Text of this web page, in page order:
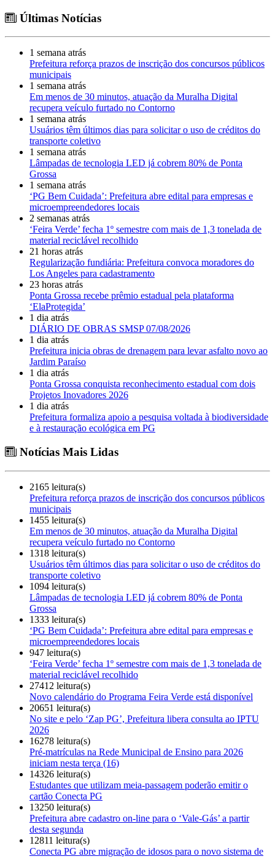
Últimas Notícias
1 semana atrás
Prefeitura reforça prazos de inscrição dos concursos públicos
municipais
1 semana atrás
Em menos de 30 minutos, atuação da Muralha Digital
recupera veículo furtado no Contorno
1 semana atrás
Usuários têm últimos dias para solicitar o uso de créditos do
transporte coletivo
1 semana atrás
Lâmpadas de tecnologia LED já cobrem 80% de Ponta
Grossa
1 semana atrás
‘PG Bem Cuidada’: Prefeitura abre edital para empresas e
microempreendedores locais
2 semanas atrás
‘Feira Verde’ fecha 1º semestre com mais de 1,3 tonelada de
material reciclável recolhido
21 horas atrás
Regularização fundiária: Prefeitura convoca moradores do
Los Angeles para cadastramento
23 horas atrás
Ponta Grossa recebe prêmio estadual pela plataforma
‘ElaProtegida’
1 dia atrás
DIÁRIO DE OBRAS SMSP 07/08/2026
1 dia atrás
Prefeitura inicia obras de drenagem para levar asfalto novo ao
Jardim Paraíso
1 dia atrás
Ponta Grossa conquista reconhecimento estadual com dois
Projetos Inovadores 2026
1 dia atrás
Prefeitura formaliza apoio a pesquisa voltada à biodiversidade
e à restauração ecológica em PG
Notícias Mais Lidas
2165 leitura(s)
Prefeitura reforça prazos de inscrição dos concursos públicos
municipais
1455 leitura(s)
Em menos de 30 minutos, atuação da Muralha Digital
recupera veículo furtado no Contorno
1318 leitura(s)
Usuários têm últimos dias para solicitar o uso de créditos do
transporte coletivo
1094 leitura(s)
Lâmpadas de tecnologia LED já cobrem 80% de Ponta
Grossa
1333 leitura(s)
‘PG Bem Cuidada’: Prefeitura abre edital para empresas e
microempreendedores locais
947 leitura(s)
‘Feira Verde’ fecha 1º semestre com mais de 1,3 tonelada de
material reciclável recolhido
27412 leitura(s)
Novo calendário do Programa Feira Verde está disponível
20651 leitura(s)
No site e pelo ‘Zap PG’, Prefeitura libera consulta ao IPTU
2026
16278 leitura(s)
Pré-matrículas na Rede Municipal de Ensino para 2026
iniciam nesta terça (16)
14326 leitura(s)
Estudantes que utilizam meia-passagem poderão emitir o
cartão Conecta PG
13250 leitura(s)
Prefeitura abre cadastro on-line para o ‘Vale-Gás’ a partir
desta segunda
12811 leitura(s)
Conecta PG abre migração de idosos para o novo sistema de